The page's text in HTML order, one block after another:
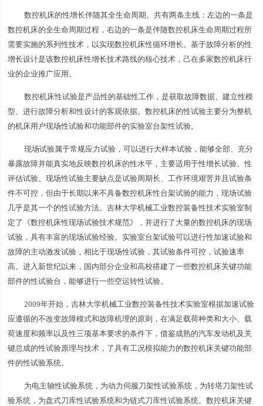
数控机床的性增长伴随其全生命周期。共有两条主线：左边的一条是
数控机床的全生命周期过程，右边的一条是伴随数控机床生命周期过程所
需要实施的系列性技术，以实现数控机床性循环增长。基于故障分析的性
增长设计是该数控机床性增长技术路线的核心技术，己在多家数控机床行
业的企业推广应用。
数控机床性试验是产品性的基础性工作，是获取故障数据、建立性模
型、进行故障分析和性设计的客观依据。数控机床的性试验主要分为整机
的机床用户现场性试验和功能部件的实验室台架性试验。
现场试验属于常规应力试验，可以进行大样本试验，能够全部、充分
暴露故障并能真实地反映数控机床的性水平，主要适用于性增长试验、性
评估试验。现场性试验主要缺点是试验周期长、工作环境艰苦并且试验条
件不可控，但由于长期以来不具备数控机床性台架试验的能力，现场试验
几乎是其一个的性试验方法。吉林大学机械工业数控装备性技术实验室制
定了《数控机床性现场试验技术规范》，并进行了大量的数控机床的现场
试验，具有丰富的现场试验经验。实验室台架试验可以进行性加速试验和
故障的主动激发试验，相比于现场性试验，其试验条件可控，试验速率
高。进入新世纪以来，国内部分企业和高校搭建了一些数控机床关键功能
部件的性试验台，能够进行一些空运转性试验。
2009年开始，吉林大学机械工业数控装备性技术实验室根据加速试验
应遵循的不改变故障模式和故障机理的原则，在满足载荷种类和大小、载
荷速度和频率以及性三项基本要求的条件下，借鉴成熟的汽车发动机及关
键总成的性试验原理与技术，了具有工况模拟能力的数控机床关键功能部
件的性试验系统。
为电主轴性试验系统，为动力伺服刀架性试验系统，为转塔刀架性试
验系统，为盘式刀库性试验系统和为链式刀库性试验系统。数控机床关键